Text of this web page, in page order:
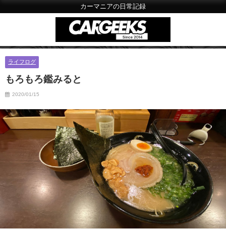
カーマニアの日常記録
ライフログ
もろもろ鑑みると
2020/01/15